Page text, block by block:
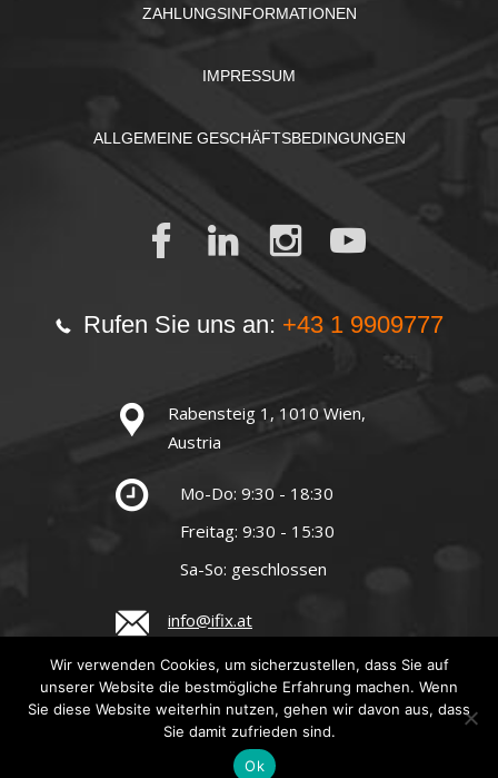
ZAHLUNGSINFORMATIONEN
IMPRESSUM
ALLGEMEINE GESCHÄFTSBEDINGUNGEN
Rufen Sie uns an: +43 1 9909777
Rabensteig 1, 1010 Wien,
Austria
Mo-Do: 9:30 - 18:30
Freitag: 9:30 - 15:30
Sa-So: geschlossen
info@ifix.at
© 2020 iFix.at. All Rights
Reserved.
Wir verwenden Cookies, um sicherzustellen, dass Sie auf
unserer Website die bestmögliche Erfahrung machen. Wenn
Sie diese Website weiterhin nutzen, gehen wir davon aus, dass
Sie damit zufrieden sind.
Ok